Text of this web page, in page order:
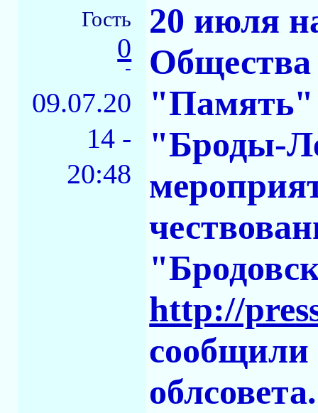
Гость
0
-
09.07.20
14 -
20:48
20 июля
"Память"
"Броды-
http://
сообщили
облсовета.